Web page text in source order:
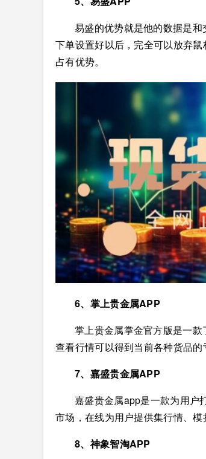
易盛的优势就是他的数据是
下单设置好以后，完全可以放弃
占有优势。
6、掌上贵金属APP
掌上贵金属掌金官方版是一
查看行情可以得到当前各种货品
7、嘉盛贵金属APP
嘉盛贵金属app是一款为用户
市场，在线为用户提供集行情、模
8、神象智淘APP